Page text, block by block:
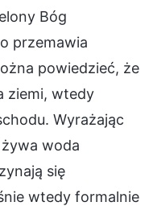
Bóg
przemawia
powiedzieć, że
ziemi, wtedy
Wyrażając
woda
się
wtedy formalnie